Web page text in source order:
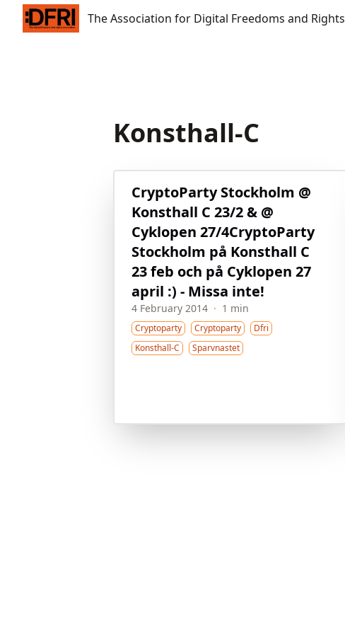
The Association for Digital Freedoms and Rights
The Association for Digital Freedoms and Rights
Konsthall-C
CryptoParty Stockholm @
Konsthall C 23/2 & @
Cyklopen 27/4CryptoParty
Stockholm på Konsthall C
23 feb och på Cyklopen 27
april :) - Missa inte!
4 February 2014 · 1 min
Cryptoparty Cryptoparty
Dfri
Konsthall-C
Sparvnastet